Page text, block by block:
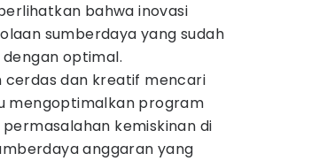
bahwa inovasi
sumberdaya yang sudah
optimal.
cerdas dan kreatif mencari
mengoptimalkan program
kemiskinan di
anggaran yang